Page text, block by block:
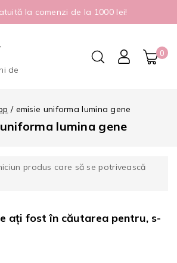
la comenzi de la 1000 lei!
0
/ emisie uniforma lumina gene
lumina gene
produs care să se potrivească
ați fost în căutarea pentru, s-